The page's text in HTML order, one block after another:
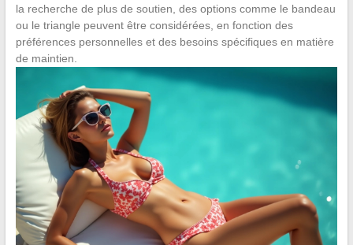
la recherche de plus de soutien, des options comme le bandeau
ou le triangle peuvent être considérées, en fonction des
préférences personnelles et des besoins spécifiques en matière
de maintien.